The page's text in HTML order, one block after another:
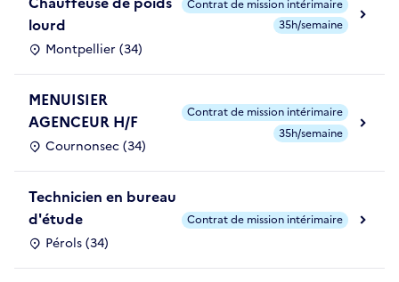
lourd
Montpellier (34)
Contrat de mission intérimaire
35h/semaine
MENUISIER
AGENCEUR H/F
Cournonsec (34)
Contrat de mission intérimaire
35h/semaine
Technicien en bureau
d'étude
Pérols (34)
Contrat de mission intérimaire